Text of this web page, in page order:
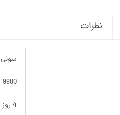
نظرات
سونی
9980
4 روز (1100 میلی آمپر)